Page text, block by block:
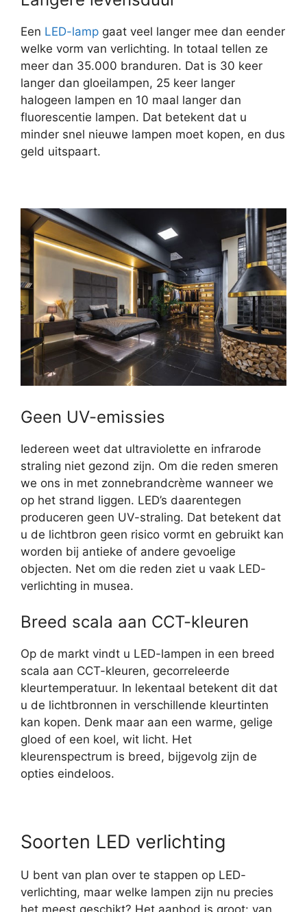
Een LED-lamp gaat veel langer mee dan eender
welke vorm van verlichting. In totaal tellen ze
meer dan 35.000 branduren. Dat is 30 keer
langer dan gloeilampen, 25 keer langer
halogeen lampen en 10 maal langer dan
fluorescentie lampen. Dat betekent dat u
minder snel nieuwe lampen moet kopen, en dus
geld uitspaart.
Geen UV-emissies
Iedereen weet dat ultraviolette en infrarode
straling niet gezond zijn. Om die reden smeren
we ons in met zonnebrandcrème wanneer we
op het strand liggen. LED’s daarentegen
produceren geen UV-straling. Dat betekent dat
u de lichtbron geen risico vormt en gebruikt kan
worden bij antieke of andere gevoelige
objecten. Net om die reden ziet u vaak LED-
verlichting in musea.
Breed scala aan CCT-kleuren
Op de markt vindt u LED-lampen in een breed
scala aan CCT-kleuren, gecorreleerde
kleurtemperatuur. In lekentaal betekent dit dat
u de lichtbronnen in verschillende kleurtinten
kan kopen. Denk maar aan een warme, gelige
gloed of een koel, wit licht. Het
kleurenspectrum is breed, bijgevolg zijn de
opties eindeloos.
Soorten LED verlichting
U bent van plan over te stappen op LED-
verlichting, maar welke lampen zijn nu precies
het meest geschikt? Het aanbod is groot: van